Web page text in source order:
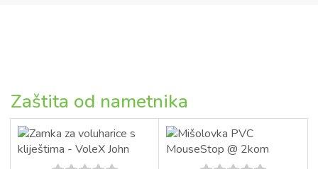
Zaštita od nametnika